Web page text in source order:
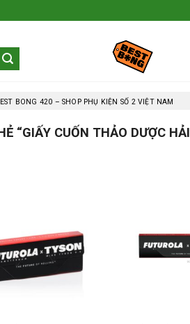
BONG 420 – SHOP PHỤ KIỆN SỐ 2 VIỆT NAM
“GIẤY CUỐN THẢO DƯỢC HẢI